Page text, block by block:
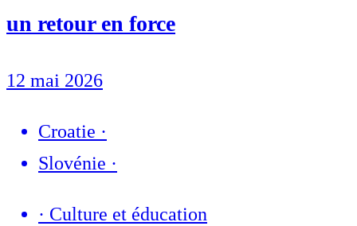
un retour en force
12 mai 2026
Croatie ·
Slovénie ·
· Culture et éducation